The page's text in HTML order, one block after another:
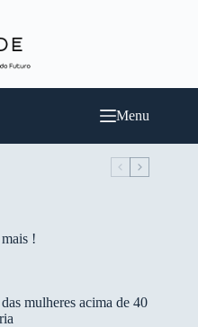
Menu
!
mulheres acima de 40